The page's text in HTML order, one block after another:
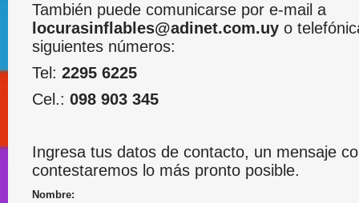
También puede comunicarse por e-mail a
locurasinflables@adinet.com.uy o
siguientes números:
Tel: 2295 6225
Cel.: 098 903 345
Ingresa tus datos de contacto, un mensaje
contestaremos lo más pronto posible.
Nombre: